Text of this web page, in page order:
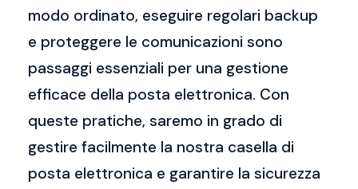
modo ordinato, eseguire regolari backup
e proteggere le comunicazioni sono
passaggi essenziali per una gestione
efficace della posta elettronica. Con
queste pratiche, saremo in grado di
gestire facilmente la nostra casella di
posta elettronica e garantire la sicurezza